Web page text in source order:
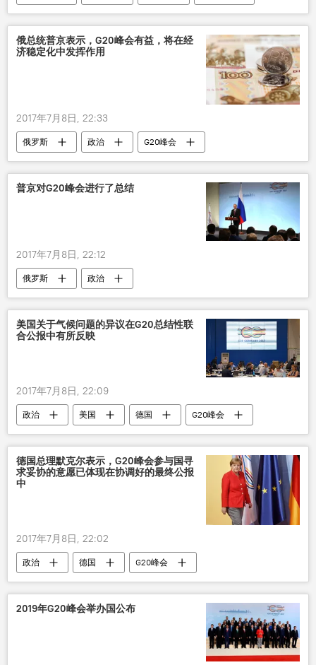
普京
俄总统普京表示，G20峰会有益，将在经
济稳定化中发挥作用
2017年7月8日, 22:33
俄罗斯 政治 G20峰会
普京对G20峰会进行了总结
2017年7月8日, 22:12
俄罗斯 政治
美国关于气候问题的异议在G20总结性联
合公报中有所反映
2017年7月8日, 22:09
政治 美国 德国 G20峰会
德国总理默克尔表示，G20峰会参与国寻
求妥协的意愿已体现在协调好的最终公报
中
2017年7月8日, 22:02
政治 德国 G20峰会
2019年G20峰会举办国公布